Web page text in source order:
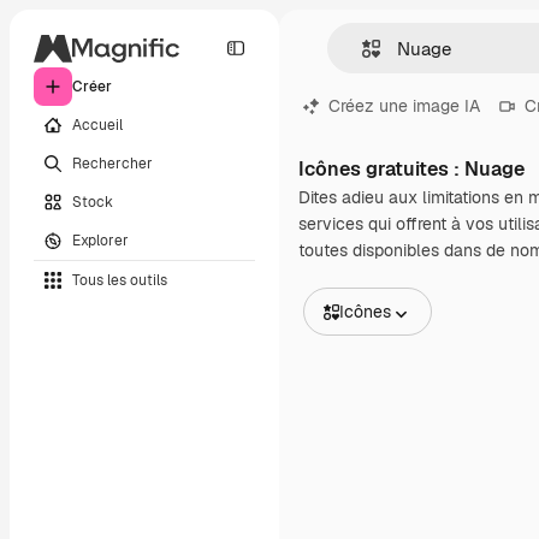
Créer
Accueil
Rechercher
Stock
Explorer
Tous les outils
Créez une image IA
Icônes gratuites : Nuage
Dites adieu aux limitations en
services qui offrent à vos
toutes disponibles dans de
Icônes